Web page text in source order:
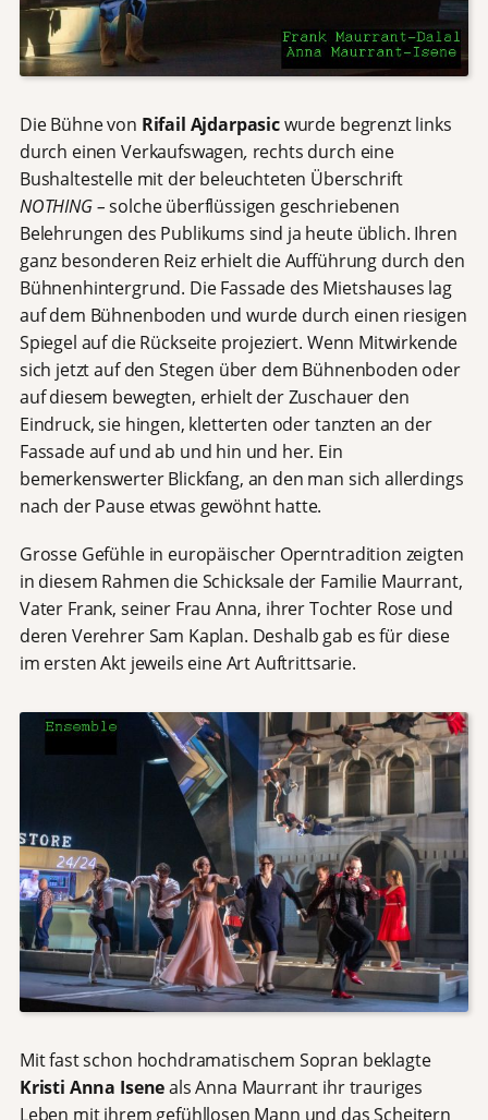
Die Bühnevon Rifail Ajdarpasicwurde begrenzt links
durch einen Verkaufswagen, rechts durch eine
Bushaltestelle mit der beleuchteten Überschrift
NOTHING –solche überflüssigen geschriebenen
Belehrungen des Publikums sind ja heute üblich. Ihren
ganz besonderen Reiz erhielt die Aufführung durch den
Bühnenhintergrund. Die Fassade des Mietshauses lag
auf dem Bühnenboden und wurde durch einen riesigen
Spiegel auf die Rückseite projeziert. Wenn Mitwirkende
sich jetzt auf den Stegen über dem Bühnenboden oder
auf diesem bewegten, erhielt der Zuschauer den
Eindruck, sie hingen, kletterten oder tanzten an der
Fassade auf und ab und hin und her. Ein
bemerkenswerter Blickfang, an den man sich allerdings
nach der Pause etwas gewöhnt hatte.
Grosse Gefühle in europäischer Operntradition zeigten
in diesem Rahmen die Schicksale der Familie Maurrant,
Vater Frank, seiner Frau Anna, ihrer Tochter Rose und
deren Verehrer Sam Kaplan. Deshalb gab es für diese
im ersten Akt jeweils eine Art Auftrittsarie.
Mit fast schon hochdramatischem Sopran beklagte
Kristi Anna Iseneals Anna Maurrant ihr trauriges
Leben mit ihrem gefühllosen Mann und das Scheitern